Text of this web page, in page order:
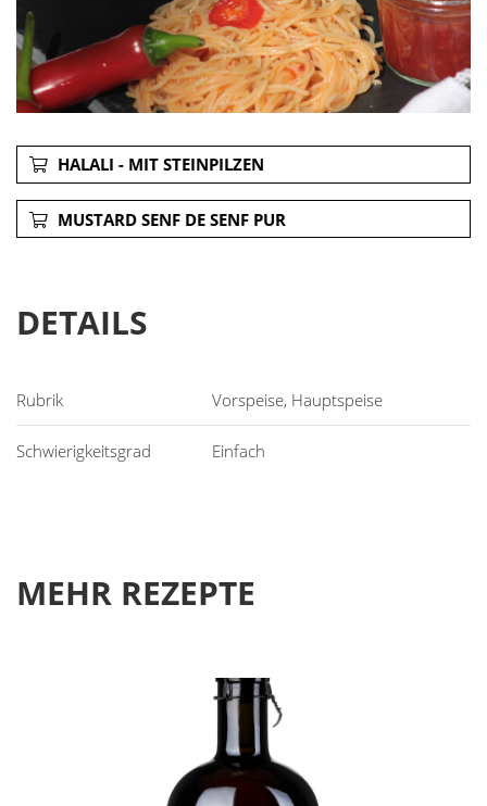
HALALI - MIT STEINPILZEN
MUSTARD SENF DE SENF PUR
DETAILS
Vorspeise, Hauptspeise
Einfach
MEHR REZEPTE